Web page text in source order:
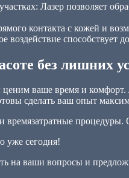
Лазер позволяет
контакта с кожей и
воздействие способствует
без лишних
ваше время и комфорт.
сделать ваш опыт
времязатратные
уже сегодня!
на ваши вопросы и